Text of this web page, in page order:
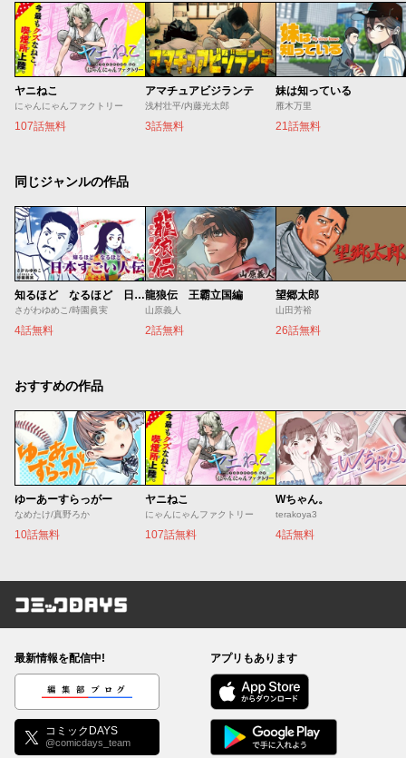
ヤニねこ
にゃんにゃんファクトリー
107話無料
アマチュアビジランテ
浅村壮平/内藤光太郎
3話無料
妹は知っている
雁木万里
21話無料
同じジャンルの作品
知るほど なるほど 日本すごい人伝
さがわゆめこ/時園眞実
4話無料
龍狼伝 王霸立国編
山原義人
2話無料
望郷太郎
山田芳裕
26話無料
おすすめの作品
ゆーあーすらっがー
なめたけ/真野ろか
10話無料
ヤニねこ
にゃんにゃんファクトリー
107話無料
Wちゃん。
terakoya3
4話無料
コミックDAYS
最新情報を配信中!
編集部ブログ
コミックDAYS
@comicdays_team
アプリもあります